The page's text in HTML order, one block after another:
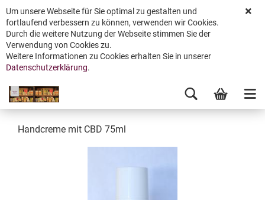
Um unsere Webseite für Sie optimal zu gestalten und
fortlaufend verbessern zu können, verwenden wir Cookies.
Durch die weitere Nutzung der Webseite stimmen Sie der
Verwendung von Cookies zu.
Weitere Informationen zu Cookies erhalten Sie in unserer
Datenschutzerklärung.
Handcreme mit CBD 75ml